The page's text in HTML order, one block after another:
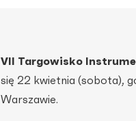
VII Targowisko
się 22 kwietnia (sobota),
Warszawie.